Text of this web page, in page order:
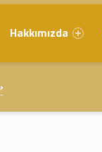
Hakkımızda